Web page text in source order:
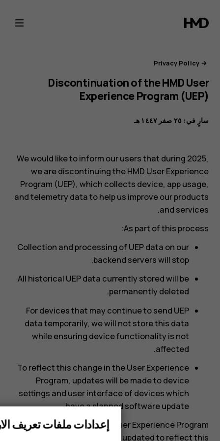
بوابة
خصوصية
HMD
Privacy Policy
Discontinuation of the HMD User
Experience Program (UEP)
سارٍ في: ٢٥ صفر ١٤٤٧ هـ
We would like to inform our users that during 2025,
we are discontinuing the HMD User Experience
Program (UEP), which collects device, app usage,
and telemetry data to help us improve our products
and services.
As part of this process:
Collection and processing of UEP data on our
backend servers will stop.
All historical UEP data currently stored will be
permanently deleted.
For devices that may continue to send UEP
data temporarily, we will not store this data
while ensuring device functionality is not
affected.
To reflect this change in the User Experience
Program, updates will be made to device
settings and user interface of devices which
have a planned software update.
Our Privacy Policy and User Experience Program
documentation will be updated to reflect this
إعدادات ملفات تعريف